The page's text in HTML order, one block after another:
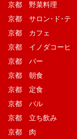
京都 野菜料理
京都 サロン･ド･テ
京都 カフェ
京都 イノダコーヒ
京都 バー
京都 朝食
京都 定食
京都 バル
京都 立ち飲み
京都 肉